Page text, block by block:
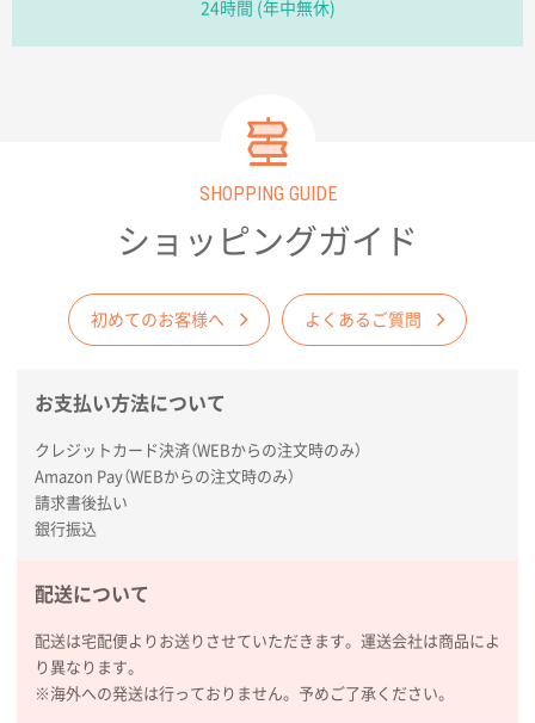
厚手コットンA4フラットトート ナチュラル
商品がよさそうだったから
コットンバッグM(B4対応)
200枚
2026年01月29日 11:46
商品情報の正確な記載、スムーズなシステム対応
広島県(社様
枚
2026年01月27日 13:12
毎年注文しており、信頼できるから。出来上がりも満
熊本県S社様
ぺんてる ビクーニャフィール1000枚
2026年01月26日 15:45
印刷範囲が広かったから、取扱商品
24時間 (年中無休)
SHOPPING GUIDE
ショッピングガイド
初めてのお客様へ よくあるご質問
お支払い方法について
クレジットカード決済（WEBからの注文時のみ）
Amazon Pay（WEBからの注文時のみ）
請求書後払い
銀行振込
配送について
配送は宅配便よりお送りさせていただきます。運送会社は商品によ
り異なります。
※海外への発送は行っておりません。予めご了承ください。